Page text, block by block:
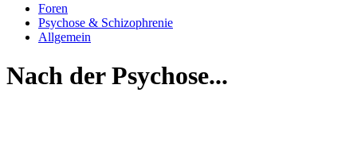
Foren
Psychose & Schizophrenie
Allgemein
Nach der Psychose...